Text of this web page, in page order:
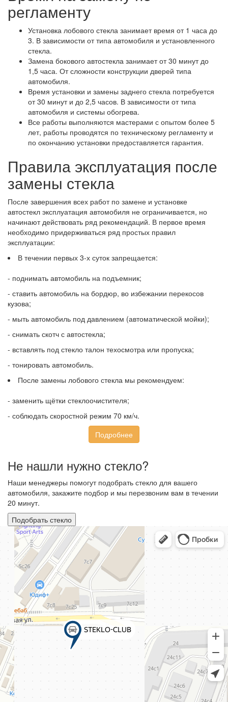
регламенту
Установка лобового стекла занимает время от 1 часа до
3. В зависимости от типа автомобиля и установленного
стекла.
Замена бокового автостекла занимает от 30 минут до
1,5 часа. От сложности конструкции дверей типа
автомобиля.
Время установки и замены заднего стекла потребуется
от 30 минут и до 2,5 часов. В зависимости от типа
автомобиля и системы обогрева.
Все работы выполняются мастерами с опытом более 5
лет, работы проводятся по техническому регламенту и
по окончанию установки предоставляется гарантия.
Правила эксплуатация после
замены стекла
После завершения всех работ по замене и установке
автостекл эксплуатация автомобиля не ограничивается, но
начинают действовать ряд рекомендаций. В первое время
необходимо придерживаться ряд простых правил
эксплуатации:
В течении первых 3-х суток запрещается:
- поднимать автомобиль на подъемник;
- ставить автомобиль на бордюр, во избежании перекосов
кузова;
- мыть автомобиль под давлением (автоматической мойки);
- снимать скотч с автостекла;
- вставлять под стекло талон техосмотра или пропуска;
- тонировать автомобиль.
После замены лобового стекла мы рекомендуем:
- заменить щётки стеклоочистителя;
- соблюдать скоростной режим 70 км/ч.
Подробнее
Не нашли нужно стекло?
Наши менеджеры помогут подобрать стекло для вашего
автомобиля, закажите подбор и мы перезвоним вам в течении
20 минут.
Подобрать стекло